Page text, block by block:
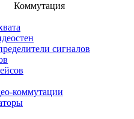
Коммутация
сигналов
коммутации